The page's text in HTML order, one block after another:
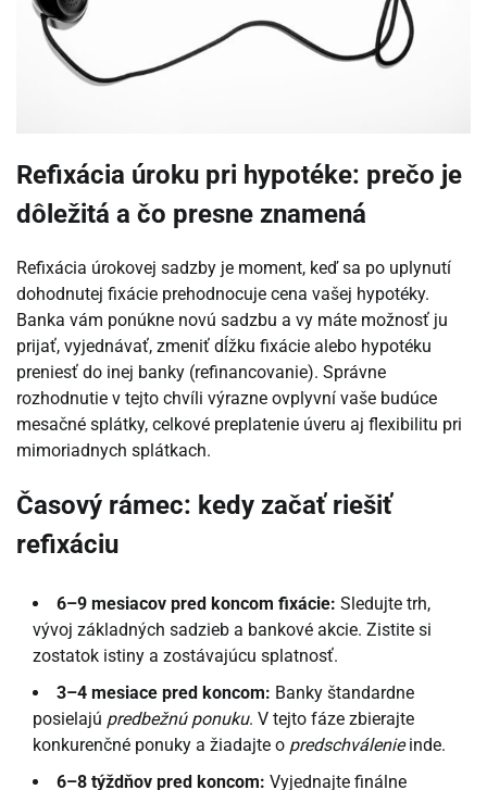
Refixácia úroku pri hypotéke: prečo je
dôležitá a čo presne znamená
Refixácia úrokovej sadzby je moment, keď sa po uplynutí
dohodnutej fixácie prehodnocuje cena vašej hypotéky.
Banka vám ponúkne novú sadzbu a vy máte možnosť ju
prijať, vyjednávať, zmeniť dĺžku fixácie alebo hypotéku
preniesť do inej banky (refinancovanie). Správne
rozhodnutie v tejto chvíli výrazne ovplyvní vaše budúce
mesačné splátky, celkové preplatenie úveru aj flexibilitu pri
mimoriadnych splátkach.
Časový rámec: kedy začať riešiť
refixáciu
6–9 mesiacov pred koncom fixácie: Sledujte trh,
vývoj základných sadzieb a bankové akcie. Zistite si
zostatok istiny a zostávajúcu splatnosť.
3–4 mesiace pred koncom: Banky štandardne
posielajú predbežnú ponuku. V tejto fáze zbierajte
konkurenčné ponuky a žiadajte o predschválenieinde.
6–8 týždňov pred koncom: Vyjednajte finálne